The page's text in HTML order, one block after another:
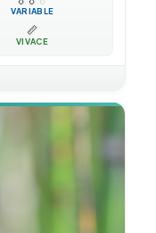
VARIABLE
📏
VIVACE